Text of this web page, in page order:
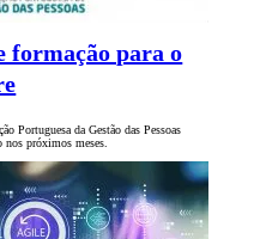
formação para o
Portuguesa da Gestão das Pessoas
nos próximos meses.